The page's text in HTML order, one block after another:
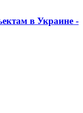
в Украине -